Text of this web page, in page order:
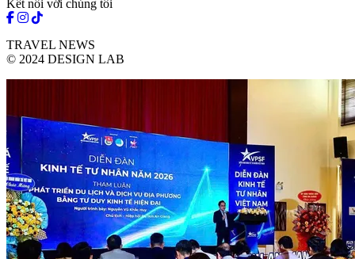
Kết nối với chúng tôi
TRAVEL NEWS
© 2024 DESIGN LAB